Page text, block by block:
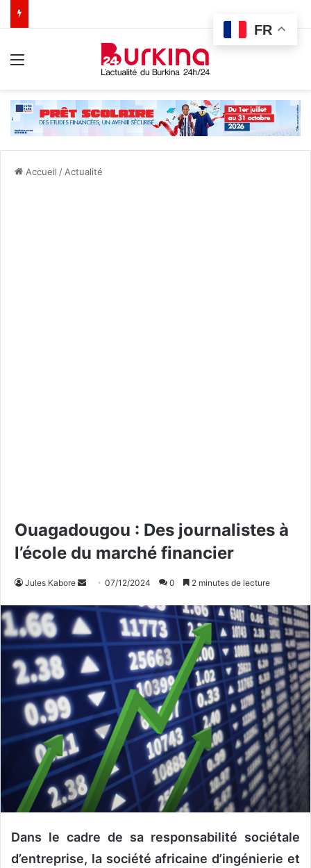
Accueil / Actualité
Ouagadougou : Des journalistes à
l’école du marché financier
Jules Kabore
o
y
r
u
n
r
r
i
e
07/12/2024 0 2 minutes de lecture
Dans le cadre de sa responsabilité sociétale
d’entreprise, la société africaine d’ingénierie et
FR